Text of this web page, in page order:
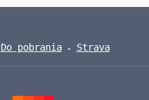
Do pobrania Strava